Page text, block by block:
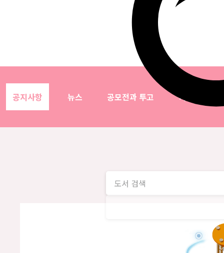
공지사항 뉴스 공모전과 투고 자료실